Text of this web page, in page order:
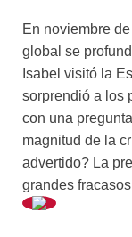
En noviembre
global se
Isabel visitó la
sorprendió a los
con una
magnitud de la
advertido? La
grandes